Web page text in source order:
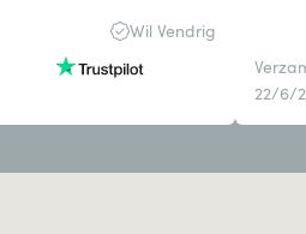
Wil Vendrig
mooi
22/6/